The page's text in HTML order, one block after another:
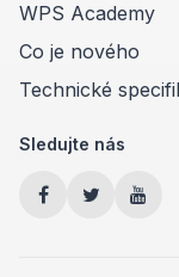
WPS Academy
Co je nového
Technické
Sledujte nás